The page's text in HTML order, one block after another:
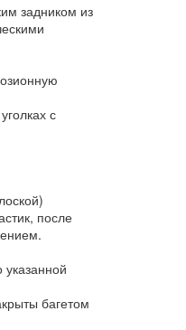
задником из
с
после
багетом